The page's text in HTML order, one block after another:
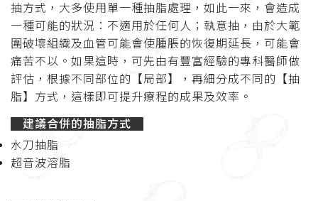
抽方式，大多使用單一種抽脂處理，如此一來，會造成
一種可能的狀況：不適用於任何人；執意抽，由於大範
圍破壞組織及血管可能會使腫脹的恢復期延長，可能會
痛苦不以。如果這時，可先由有豐富經驗的專科醫師做
評估，根據不同部位的【局部】，再細分成不同的【抽
脂】方式，這樣即可提升療程的成果及效率。
建議合併的抽脂方式
水刀抽脂
超音波溶脂